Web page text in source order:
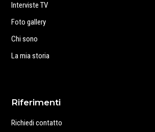
Interviste TV
Foto gallery
Chi sono
La mia storia
Riferimenti
Richiedi contatto